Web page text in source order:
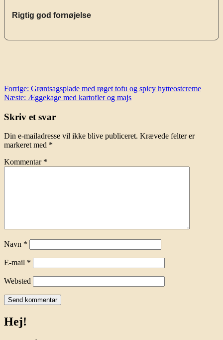
Rigtig god fornøjelse
Indlægsnavigation
Forrige: Grøntsagsplade med røget tofu og spicy hytteostcreme
Næste: Æggekage med kartofler og majs
Skriv et svar
Din e-mailadresse vil ikke blive publiceret. Krævede felter er
markeret med *
Kommentar *
Navn *
E-mail *
Websted
Hej!